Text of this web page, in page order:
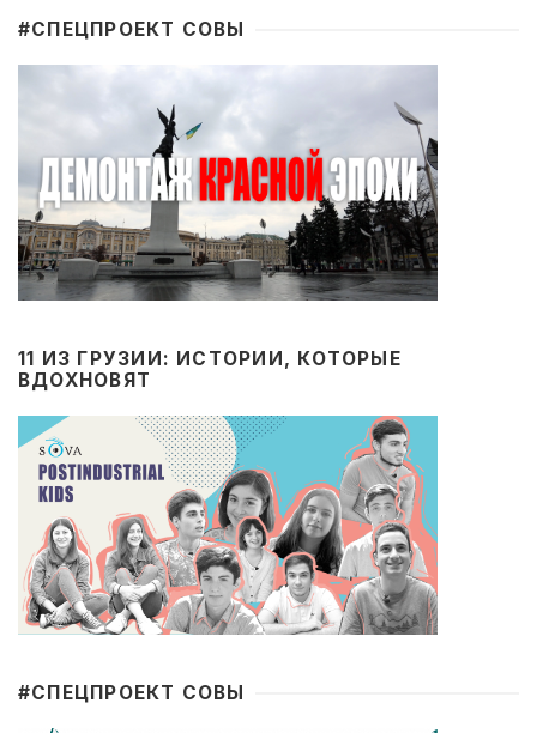
#CПЕЦПРОЕКТ СОВЫ
11 ИЗ ГРУЗИИ: ИСТОРИИ, КОТОРЫЕ
ВДОХНОВЯТ
#CПЕЦПРОЕКТ СОВЫ